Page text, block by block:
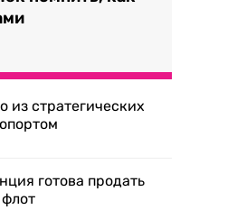
из стратегических
готова продать